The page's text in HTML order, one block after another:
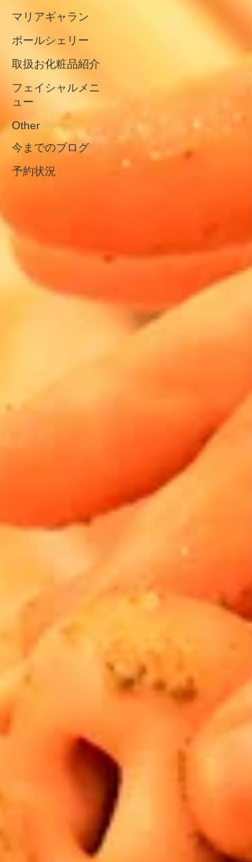
マリアギャラン
ポールシェリー
取扱お化粧品紹介
フェイシャルメニ
ュー
Other
今までのブログ
予約状況